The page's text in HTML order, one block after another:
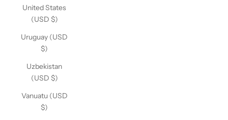
United States
(USD $)
Uruguay (USD
$)
Uzbekistan
(USD $)
Vanuatu (USD
$)